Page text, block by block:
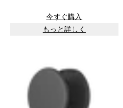
今すぐ購入
もっと詳しく